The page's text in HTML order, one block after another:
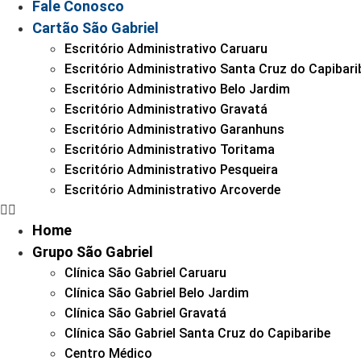
Fale Conosco
Cartão São Gabriel
Escritório Administrativo Caruaru
Escritório Administrativo Santa Cruz do
Escritório Administrativo Belo Jardim
Escritório Administrativo Gravatá
Escritório Administrativo Garanhuns
Escritório Administrativo Toritama
Escritório Administrativo Pesqueira
Escritório Administrativo Arcoverde
Home
Grupo São Gabriel
Clínica São Gabriel Caruaru
Clínica São Gabriel Belo Jardim
Clínica São Gabriel Gravatá
Clínica São Gabriel Santa Cruz do Capibaribe
Centro Médico